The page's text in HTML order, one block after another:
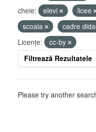
cheie:
elevi licee
scoala
cadre
Licenţe:
cc-by
Filtrează Rezultatele
Please try another